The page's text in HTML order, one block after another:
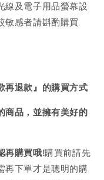
線及電子用品螢幕設
敏感者請斟酌購買
再退款』的購買方式
商品，並擁有美好的
再購買哦!購買前請先
再下單才是聰明的購